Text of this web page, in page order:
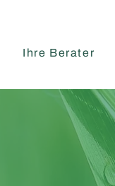
Ihre Berater